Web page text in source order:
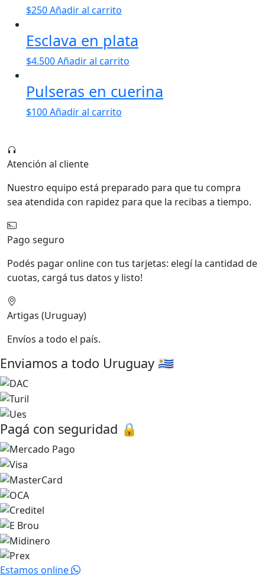
$250Añadir al carrito
Esclava en plata
$4.500Añadir al carrito
Pulseras en cuerina
$100Añadir al carrito
Atención al cliente
Nuestro equipo está preparado para que tu compra
sea atendida con rapidez para que la recibas a tiempo.
Pago seguro
Podés pagar online con tus tarjetas: elegí la cantidad de
cuotas, cargá tus datos y listo!
Artigas (Uruguay)
Envíos a todo el país.
Enviamos a todo Uruguay 🇺🇾
Pagá con seguridad 🔒
Estamos online